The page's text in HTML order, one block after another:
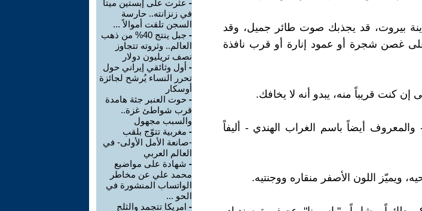
بيروت، قد يجذبك صوت طائر جميل، وقد
غصن شجرة أو عمود إنارة أو قرب نافذة
إن كنت قريباً منه، يبدو أنه لا يخافك.
- والمعروف أيضاً باسم الغراب الهندي - أليفاً
ويميّز اللون الأصفر منقاره ووجنتيه.
- عثرت على إبستين ميتاً
في زنزانته.. حارسة
السجن تلقت أموالاً ...
-
جبل ينتج 40% من ذهب
العالم.. وثروته تتجاوز
نصف تريليون دولار
- أول وثائقي إيراني حول
تحرر النساء يُرشح لجائزة
أوسكار
- حوت العنبر جثة هامدة
قرب شواطئ غزة..
والسبب مجهول
- مغربية تتوّج بلقب
-صانعة الأمل الأولى- في
العالم العربي
- شهادة على مواضيع
محمد علي عن مخاطر
الواتساب المنشورة في
الحو ...
- امريكا تتجمد والثلج